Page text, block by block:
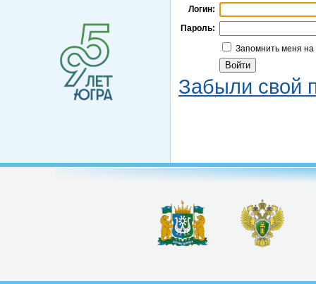
Логин:
Пароль:
Запомнить меня
Забыли свой